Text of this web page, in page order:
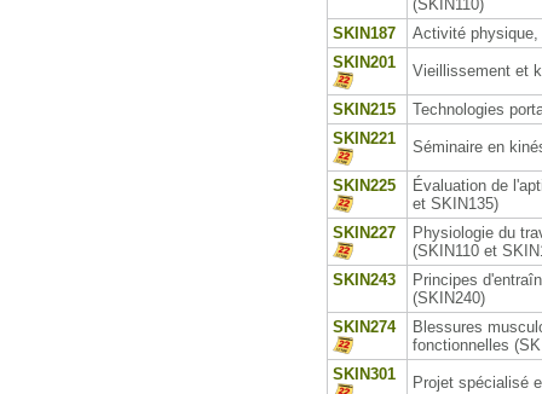
(SKIN110)
SKIN187
Activité physique,
SKIN201
Vieillissement et
SKIN215
Technologies
SKIN221
Séminaire en
SKIN225
Évaluation de
et SKIN135)
SKIN227
Physiologie du
(SKIN110 et
SKIN243
Principes
(SKIN240)
SKIN274
Blessures
fonctionnelles
SKIN301
Projet spécialisé